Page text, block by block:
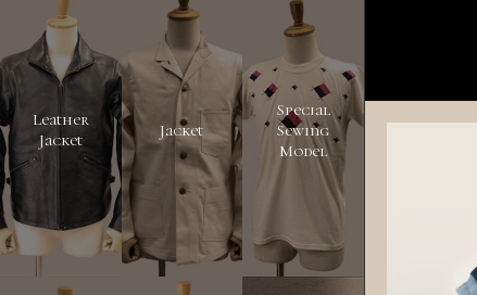
Leather
Jacket
Jacket
Special
Sewing
Model